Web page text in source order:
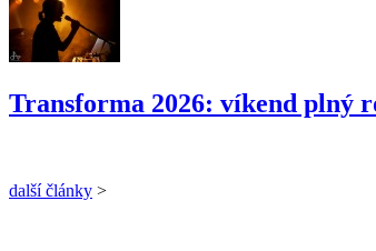
Transforma 2026: víkend plný
další články >